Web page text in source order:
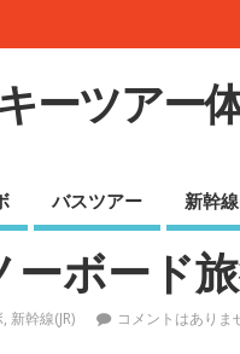
ーツアー
バスツアー 新幹線
ーボード
, 新幹線(JR) コメントはありま